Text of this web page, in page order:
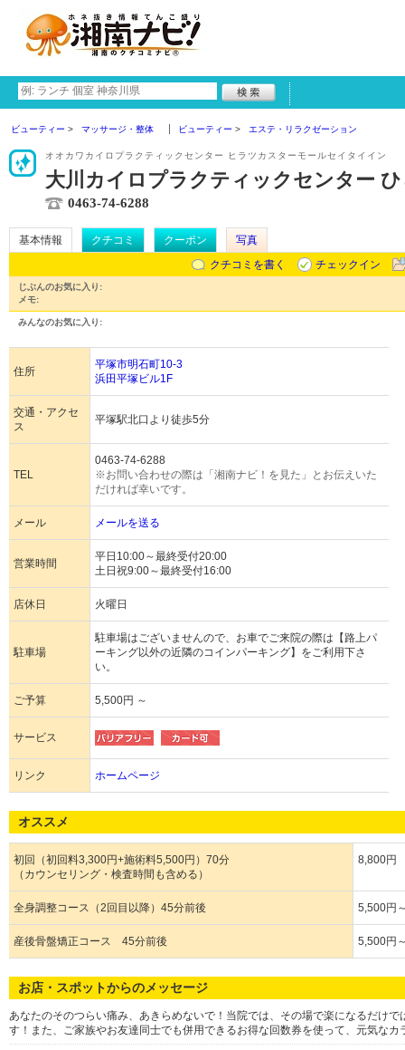
ビューティー マッサージ・整体 ビューティー エステ・リラクゼーション
オオカワカイロプラクティックセンター ヒラツカスターモールセイタイイン
大川カイロプラクティックセンター
0463-74-6288
基本情報 クチコミ クーポン
写真
クチコミを書く
チェックイン
じぶんのお気に入り:
メモ:
みんなのお気に入り:
住所
平塚市明石町10-3
浜田平塚ビル1F
交通・アクセ
ス
平塚駅北口より徒歩5分
TEL
0463-74-6288
※お問い合わせの際は「湘南ナビ！を見た」とお伝えいた
だければ幸いです。
メール メールを送る
営業時間
平日10:00～最終受付20:00
土日祝9:00～最終受付16:00
店休日 火曜日
駐車場
駐車場はございませんので、お車でご来院の際は【路上パ
ーキング以外の近隣のコインパーキング】をご利用下さ
い。
ご予算 5,500円 ～
サービス
リンク ホームページ
オススメ
初回（初回料3,300円+施術料5,500円）70分
（カウンセリング・検査時間も含める）
8,800円
全身調整コース（2回目以降）45分前後 5,500円
産後骨盤矯正コース 45分前後 5,500円
お店・スポットからのメッセージ
あなたのそのつらい痛み、あきらめないで！当院では、その場で楽になるだけ
す！また、ご家族やお友達同士でも併用できるお得な回数券を使って、元気な